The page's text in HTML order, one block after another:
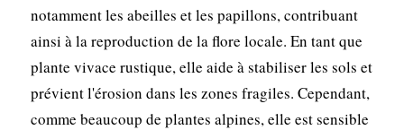
notamment les abeilles et les papillons, contribuant
ainsi à la reproduction de la flore locale. En tant que
plante vivace rustique, elle aide à stabiliser les sols et
prévient l'érosion dans les zones fragiles. Cependant,
comme beaucoup de plantes alpines, elle est sensible